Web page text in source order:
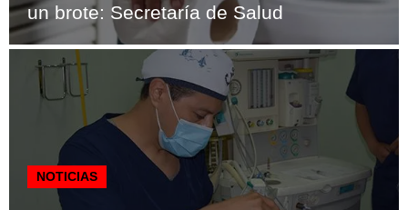
un brote: Secretaría de Salud
NOTICIAS